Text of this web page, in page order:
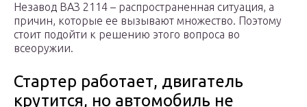
Незавод ВАЗ 2114 – распространенная ситуация, а
причин, которые ее вызывают множество. Поэтому
стоит подойти к решению этого вопроса во
всеоружии.
Стартер работает, двигатель
крутится, но автомобиль не